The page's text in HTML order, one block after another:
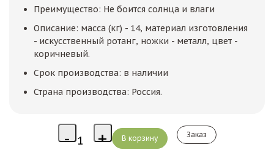
Преимущество: Не боится солнца и влаги
Описание: масса (кг) - 14, материал изготовления
- искусственный ротанг, ножки - металл, цвет -
коричневый.
Срок производства: в наличии
Страна производства: Россия.
Заказ